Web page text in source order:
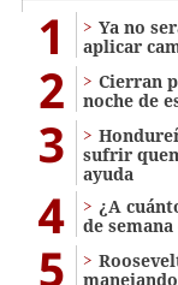
1
Ya no
aplicar
2
Cierran
noche de
3
sufrir
ayuda
4
¿A
de
5